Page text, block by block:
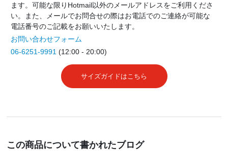
ます。可能な限りHotmail以外のメールアドレスをご利用くださ
い。また、メールでお問合せの際はお電話でのご連絡が可能な
電話番号のご記載をお願いいたします。
お問い合わせフォーム
06-6251-9991 (12:00 - 20:00)
サイズガイドはこちら
この商品について書かれたブログ